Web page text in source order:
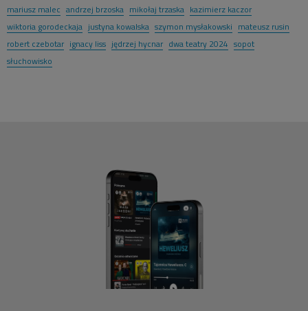
mariusz malec andrzej brzoska mikołaj trzaska kazimierz kaczor
wiktoria gorodeckaja justyna kowalska szymon mysłakowski mateusz rusin
robert czebotar ignacy liss jędrzej hycnar dwa teatry 2024 sopot
słuchowisko